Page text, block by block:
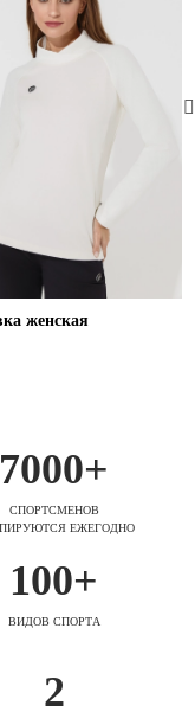
женская
7000+
СПОРТСМЕНОВ
ЕЖЕГОДНО
100+
ВИДОВ СПОРТА
2